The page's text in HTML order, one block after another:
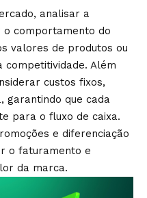
analisar a
comportamento do
valores de produtos ou
Além
custos fixos,
garantindo que cada
para o fluxo de caixa.
e diferenciação
o faturamento e
da marca.